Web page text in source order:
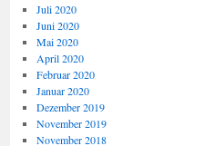
Juli 2020
Juni 2020
Mai 2020
April 2020
Februar 2020
Januar 2020
Dezember 2019
November 2019
November 2018